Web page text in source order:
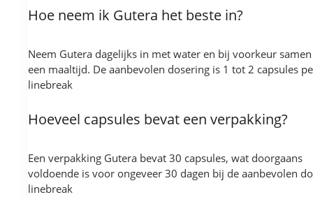
Hoe neem ik Gutera het beste in?
Neem Gutera dagelijks in met water en bij voorkeur
een maaltijd. De aanbevolen dosering is 1 tot 2 capsules
linebreak
Hoeveel capsules bevat een verpakking?
Een verpakking Gutera bevat 30 capsules, wat doorgaans
voldoende is voor ongeveer 30 dagen bij de aanbevolen
linebreak